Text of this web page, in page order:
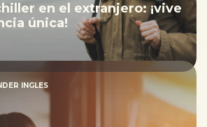
en el extranjero: ¡vive
única!
INGLES